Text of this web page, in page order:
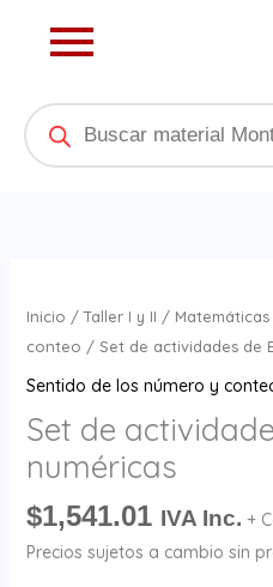
Products
search
Inicio /Taller I y II / Matemáticas
conteo / Set de actividades de
Sentido de los número y
Set de
numéricas
$1,541.01 IVA Inc. +
Precios sujetos a cambio sin
de
actividades
numéricas
cantidad